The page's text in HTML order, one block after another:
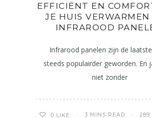
EFFICIËNT EN
JE HUIS VERWARMEN
INFRAROOD
Infrarood panelen zijn de
steeds populairder geworden. En
niet zonder
0 LIKE 3 MINS READ 289